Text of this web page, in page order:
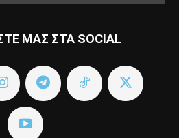
ΜΑΣ ΣΤΑ SOCIAL